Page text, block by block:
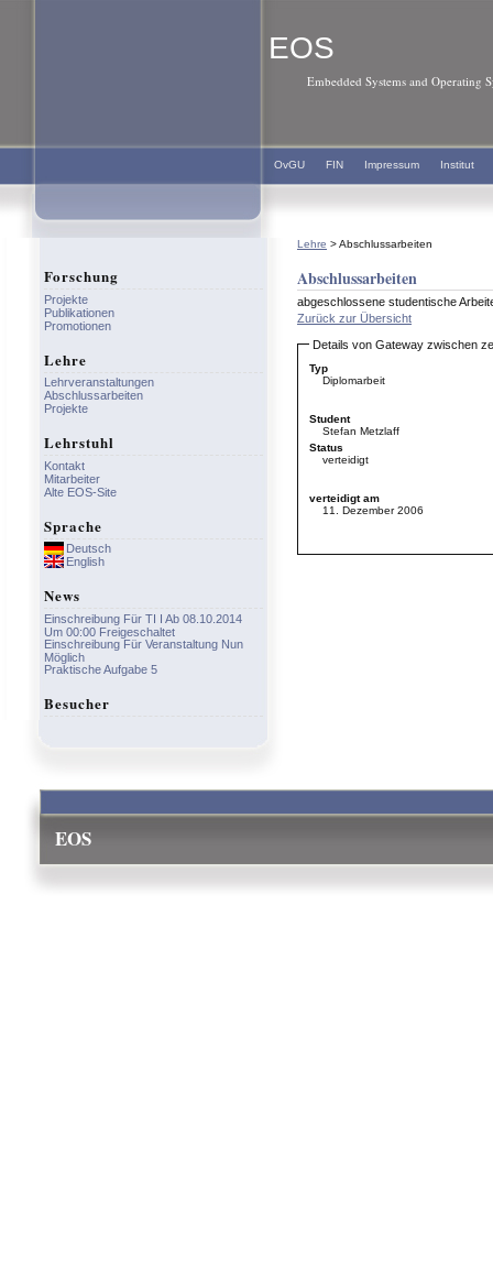
EOS
Embedded Systems and Operating
OvGU FIN Impressum Institut
Lehre > Abschlussarbeiten
Abschlussarbeiten
abgeschlossene studentische
Zurück zur Übersicht
Details von Gateway zwischen
Typ
Diplomarbeit
Student
Stefan Metzlaff
Status
verteidigt
verteidigt am
11. Dezember 2006
Forschung
Projekte
Publikationen
Promotionen
Lehre
Lehrveranstaltungen
Abschlussarbeiten
Projekte
Lehrstuhl
Kontakt
Mitarbeiter
Alte EOS-Site
Sprache
Deutsch
English
News
Einschreibung Für TI I Ab 08.10.2014
Um 00:00 Freigeschaltet
Einschreibung Für Veranstaltung Nun
Möglich
Praktische Aufgabe 5
Besucher
EOS